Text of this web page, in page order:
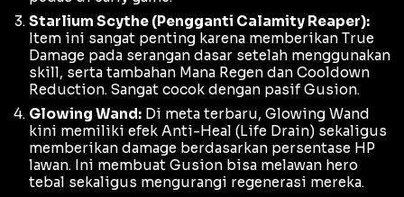
Starlium Scythe (Pengganti Calamity Reaper):
Item ini sangat penting karena memberikan True
Damage pada serangan dasar setelah menggunakan
skill, serta tambahan Mana Regen dan Cooldown
Reduction. Sangat cocok dengan pasif Gusion.
Glowing Wand: Di meta terbaru, Glowing Wand
kini memiliki efek Anti-Heal (Life Drain) sekaligus
memberikan damage berdasarkan persentase HP
lawan. Ini membuat Gusion bisa melawan hero
tebal sekaligus mengurangi regenerasi mereka.